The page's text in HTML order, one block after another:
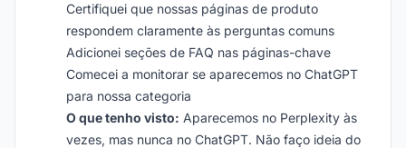
Certifiquei que nossas páginas de produto
respondem claramente às perguntas comuns
Adicionei seções de FAQ nas páginas-chave
Comecei a monitorar se aparecemos no ChatGPT
para nossa categoria
O que tenho visto: Aparecemos no Perplexity às
vezes, mas nunca no ChatGPT. Não faço ideia do